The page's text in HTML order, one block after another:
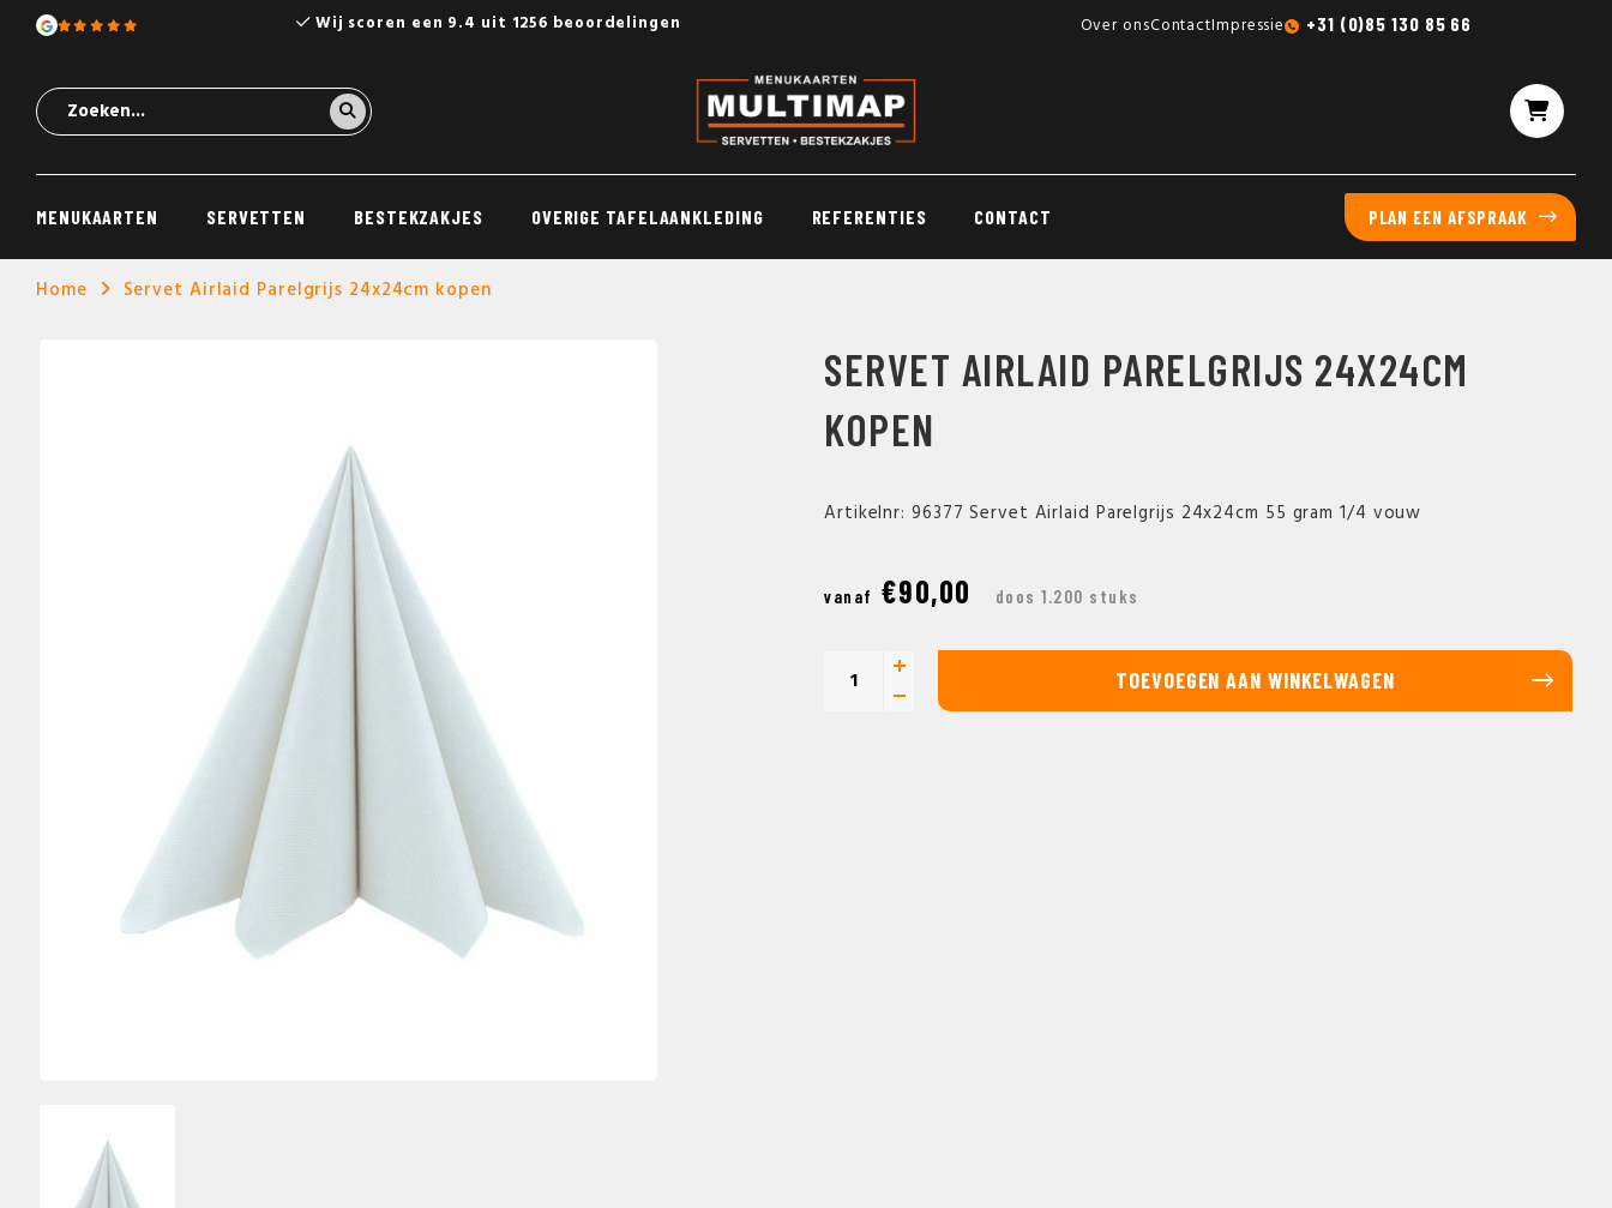
Wij scoren een 9.4 uit 1256 beoordelingen Gratis sampleboxen mogelijk
Over onsContactImpressie +31 (0)85 130 85 66
MENUKAARTEN SERVETTEN BESTEKZAKJES OVERIGE TAFELAANKLEDING REFERENTIES CONTACT PLAN EEN AFSPRAAK
Home Servet Airlaid Parelgrijs 24x24cm kopen
SERVET AIRLAID PARELGRIJS 24X24CM
KOPEN
Artikelnr: 96377 Servet Airlaid Parelgrijs 24x24cm 55 gram 1/4 vouw
vanaf €90,00 doos 1.200 stuks
TOEVOEGEN AAN WINKELWAGEN